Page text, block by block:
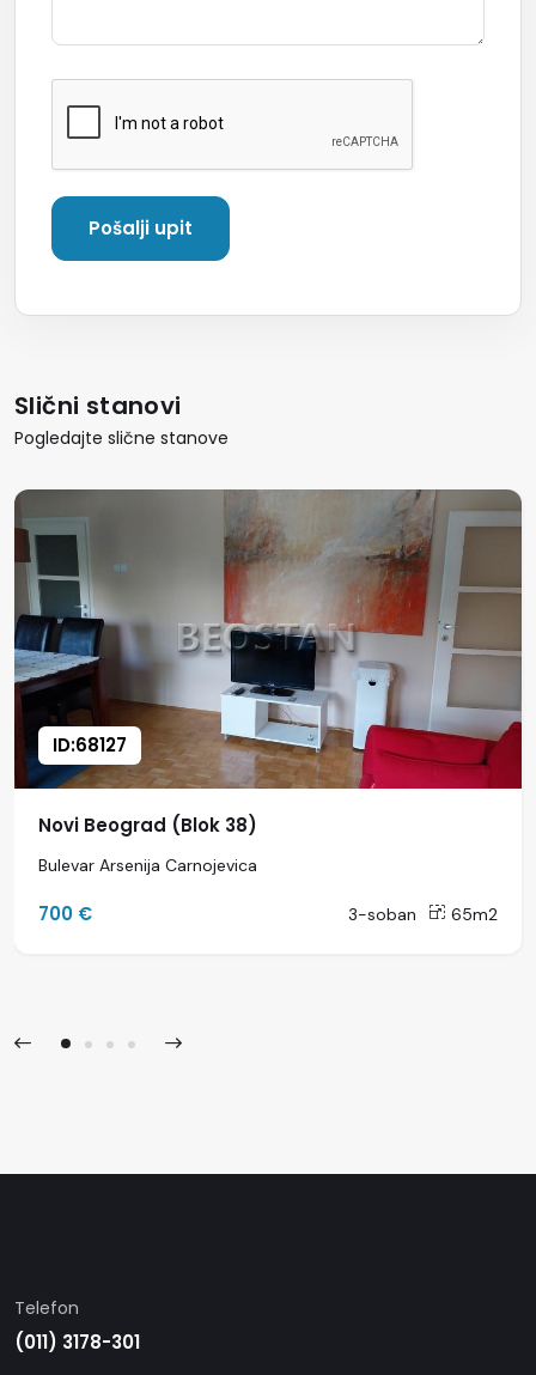
Slični stanovi
Pogledajte slične stanove
ID:68127
Novi Beograd (Blok 38)
Bulevar Arsenija Carnojevica
700 € 3-soban 65m2
Telefon
(011) 3178-301